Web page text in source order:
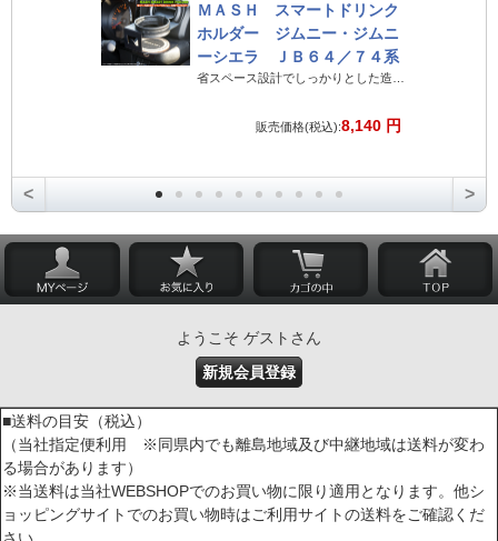
ＭＡＳＨ スマートドリンク
ホルダー ジムニー・ジムニ
ーシエラ ＪＢ６４／７４系
販売価格(税込):8,140 円
< >
ようこそ ゲストさん
新規会員登録
■送料の目安（税込）
（当社指定便利用 ※同県内でも離島地域及び中継地域は送料が変わ
る場合があります）
※当送料は当社WEBSHOPでのお買い物に限り適用となります。他シ
ョッピングサイトでのお買い物時はご利用サイトの送料をご確認くだ
さい。